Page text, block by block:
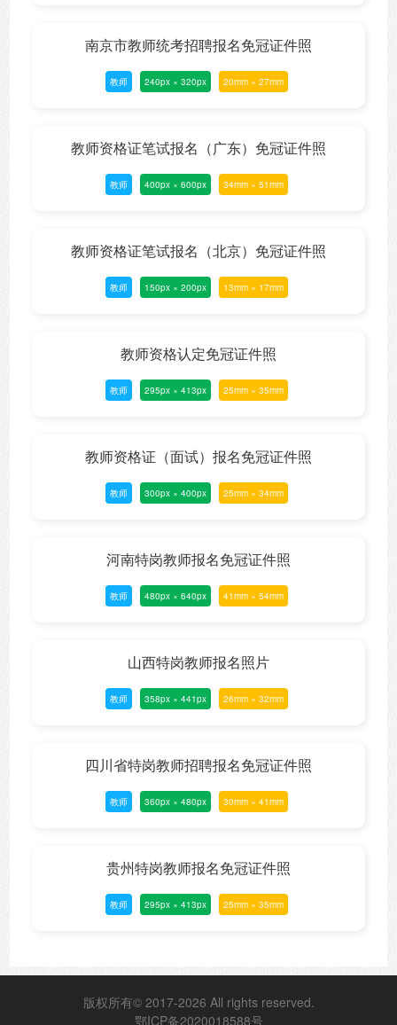
南京市教师统考招聘报名免冠证件照
教师 240px × 320px 20mm × 27mm
教师资格证笔试报名（广东）免冠证件照
教师 400px × 600px 34mm × 51mm
教师资格证笔试报名（北京）免冠证件照
教师 150px × 200px 13mm × 17mm
教师资格认定免冠证件照
教师 295px × 413px 25mm × 35mm
教师资格证（面试）报名免冠证件照
教师 300px × 400px 25mm × 34mm
河南特岗教师报名免冠证件照
教师 480px × 640px 41mm × 54mm
山西特岗教师报名照片
教师 358px × 441px 26mm × 32mm
四川省特岗教师招聘报名免冠证件照
教师 360px × 480px 30mm × 41mm
贵州特岗教师报名免冠证件照
教师 295px × 413px 25mm × 35mm
版权所有© 2017-2026 All rights reserved.
鄂ICP备2020018588号